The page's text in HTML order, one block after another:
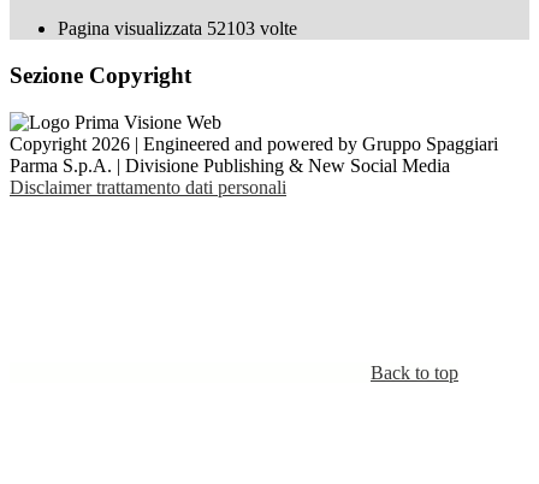
Pagina visualizzata 52103 volte
Sezione Copyright
Copyright 2026 | Engineered and powered by Gruppo Spaggiari
Parma S.p.A. | Divisione Publishing & New Social Media
Disclaimer trattamento dati personali
Back to top